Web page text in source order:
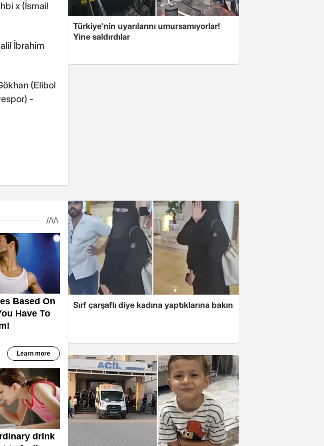
x (İsmail
İbrahim
(Elibol
-
Türkiye'nin uyarılarını umursamıyorlar!
Yine saldırdılar
Sırf çarşaflı diye kadına yaptıklarına bakın